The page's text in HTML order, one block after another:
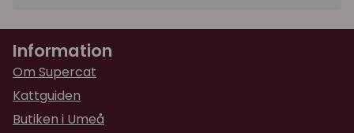
Information
Om Supercat
Kattguiden
Butiken i Umeå